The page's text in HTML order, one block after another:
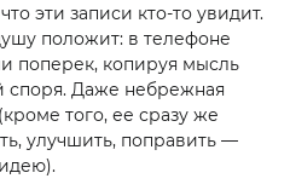
эти записи кто-то увидит.
положит: в телефоне
поперек, копируя мысль
споря. Даже небрежная
того, ее сразу же
улучшить, поправить —